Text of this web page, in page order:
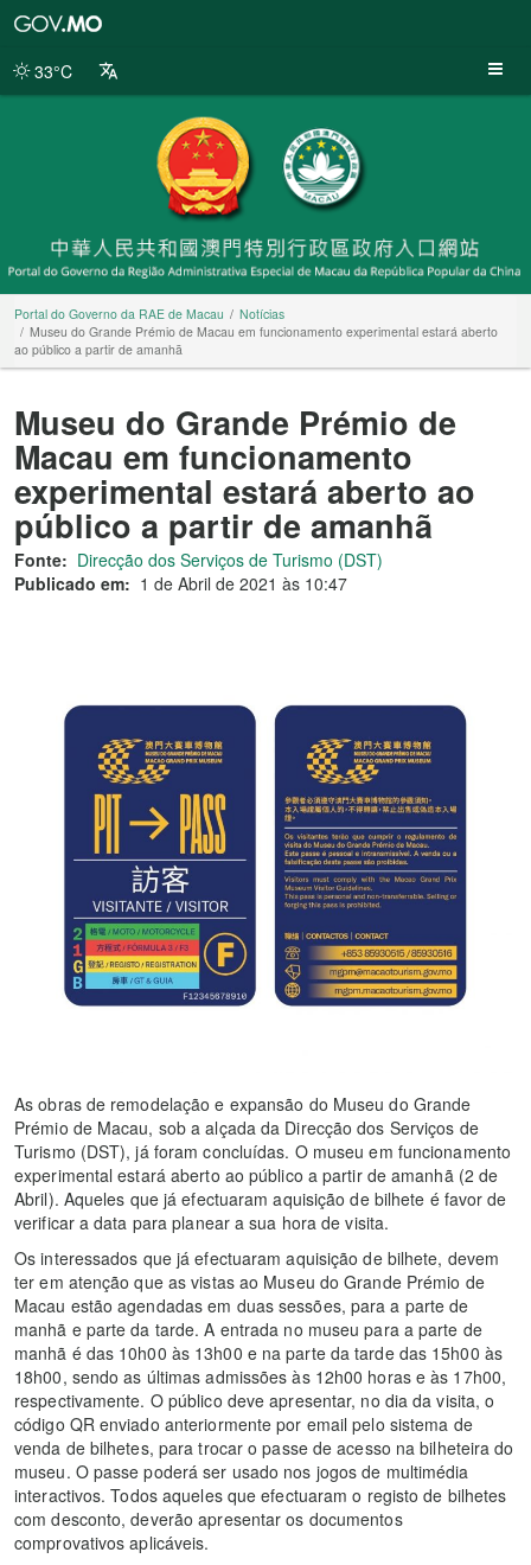
da
33°C
Portal do Governo da RAE de Macau
Notícias
Museu do Grande Prémio de Macau em funcionamento experimental estará aberto
ao público a partir de amanhã
Museu do Grande Prémio de
Macau em funcionamento
experimental estará aberto ao
público a partir de amanhã
Fonte: Direcção dos Serviços de Turismo (DST)
Publicado em: 1 de Abril de 2021 às 10:47
As obras de remodelação e expansão do Museu do Grande
Prémio de Macau, sob a alçada da Direcção dos Serviços de
Turismo (DST), já foram concluídas. O museu em funcionamento
experimental estará aberto ao público a partir de amanhã (2 de
Abril). Aqueles que já efectuaram aquisição de bilhete é favor de
verificar a data para planear a sua hora de visita.
Os interessados que já efectuaram aquisição de bilhete, devem
ter em atenção que as vistas ao Museu do Grande Prémio de
Macau estão agendadas em duas sessões, para a parte de
manhã e parte da tarde. A entrada no museu para a parte de
manhã é das 10h00 às 13h00 e na parte da tarde das 15h00 às
18h00, sendo as últimas admissões às 12h00 horas e às 17h00,
respectivamente. O público deve apresentar, no dia da visita, o
código QR enviado anteriormente por email pelo sistema de
venda de bilhetes, para trocar o passe de acesso na bilheteira do
museu. O passe poderá ser usado nos jogos de multimédia
interactivos. Todos aqueles que efectuaram o registo de bilhetes
com desconto, deverão apresentar os documentos
comprovativos aplicáveis.